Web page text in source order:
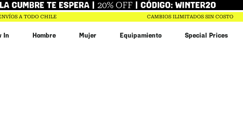
A TODO CHILE CAMBIOS ILIMITADOS SIN COSTO
In Hombre Mujer Equipamiento Special Prices